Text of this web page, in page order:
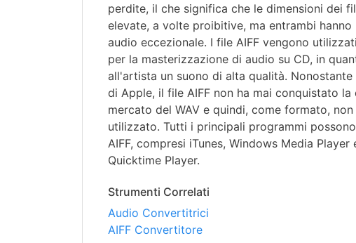
perdite, il che significa che le dimensioni dei
elevate, a volte proibitive, ma entrambi hanno
audio eccezionale. I file AIFF vengono
per la masterizzazione di audio su CD, in
all'artista un suono di alta qualità.
di Apple, il file AIFF non ha mai conquistato la
mercato del WAV e quindi, come formato,
utilizzato. Tutti i principali programmi
AIFF, compresi iTunes, Windows Media Player
Quicktime Player.
Strumenti Correlati
Audio Convertitrici
AIFF Convertitore